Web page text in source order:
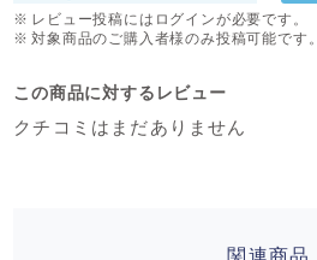
この商品に対するレビュー
クチコミはまだありません
レビュー投稿にはログインが必要です。
対象商品のご購入者様のみ投稿可能です。
関連商品